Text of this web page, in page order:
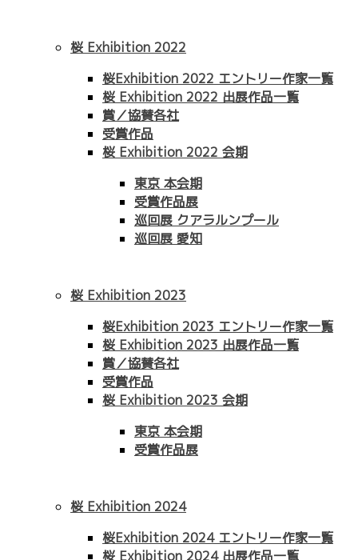
桜 Exhibition 2022
桜Exhibition 2022 エントリー作家一覧
桜 Exhibition 2022 出展作品一覧
賞／協賛各社
受賞作品
桜 Exhibition 2022 会期
東京 本会期
受賞作品展
巡回展 クアラルンプール
巡回展 愛知
桜 Exhibition 2023
桜Exhibition 2023 エントリー作家一覧
桜 Exhibition 2023 出展作品一覧
賞／協賛各社
受賞作品
桜 Exhibition 2023 会期
東京 本会期
受賞作品展
桜 Exhibition 2024
桜Exhibition 2024 エントリー作家一覧
桜 Exhibition 2024 出展作品一覧